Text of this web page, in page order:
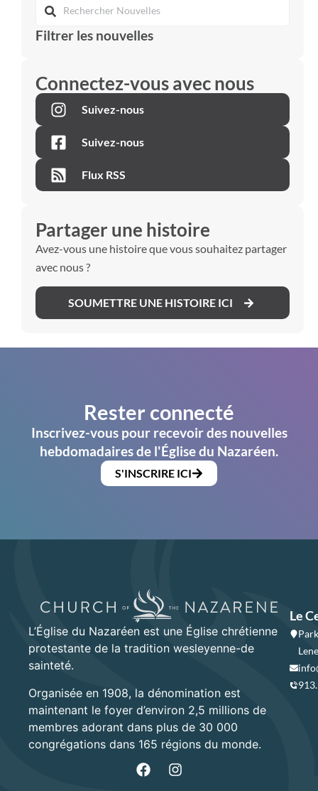
Filtrer les nouvelles
Connectez-vous avec nous
Suivez-nous
Suivez-nous
Flux RSS
Partager une histoire
Avez-vous une histoire que vous souhaitez partager
avec nous ?
SOUMETTRE UNE HISTOIRE ICI
Rester connecté
Inscrivez-vous pour recevoir des nouvelles
hebdomadaires de l'Église du Nazaréen.
S'INSCRIRE ICI
L’Église du Nazaréen est une Église chrétienne
protestante de la tradition wesleyenne-de
sainteté.
Organisée en 1908, la dénomination est
maintenant le foyer d’environ 2,5 millions de
membres adorant dans plus de 30 000
congrégations dans 165 régions du monde.
Le